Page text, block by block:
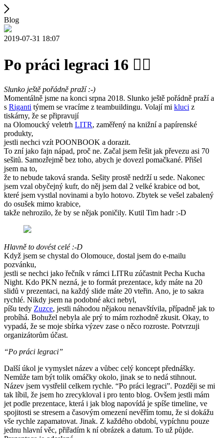
Blog
2019-07-31 18:07
Po práci legraci 16 🧗‍♂️
Slunko ještě pořádně praží :-)
Momentálně jsme na konci srpna 2018. Slunko ještě pořádně praží a
s Riganti týmem se vracíme z teambuildingu. Volají mi kluci z
tiskárny, že se připravují
na Olomoucký veletrh LITR, zaměřený na knižní a papírenské
produkty,
jestli nechci vzít POONBOOK a dorazit.
To zní jako fajn nápad, proč ne. Začal jsem řešit jak převezu asi 70
sešitů. Samozřejmě bez toho, abych je dovezl pomačkané. Přišel
jsem na to,
že to nebude taková sranda. Sešity prostě nedrží u sede. Nakonec
jsem vzal obyčejný kufr, do něj jsem dal 2 velké krabice od bot,
které jsem vystlal novinami a bylo hotovo. Zbytek se vešel zabalený
do osušek mimo krabice,
takže nehrozilo, že by se nějak poničily. Kutil Tim hadr :-D
Hlavně to dovést celé :-D
Když jsem se chystal do Olomouce, dostal jsem do e-mailu
pozvánku,
jestli se nechci jako řečník v rámci LITRu zúčastnit Pecha Kucha
Night. Kdo PKN nezná, je to formát prezentace, kdy máte na 20
slidů v prezentaci, na každý slide máte 20 vteřin. Ano, je to sakra
rychlé. Nikdy jsem na podobné akci nebyl,
píšu tedy Zuzce, jestli náhodou nějakou nenavštívila, případně jak to
probíhá. Bohužel nebyla ale prý to mám rozhodně zkusit. Okay, to
vypadá, že se moje sbírka výzev zase o něco rozroste. Potvrzuji
organizátorům účast.
“Po práci legraci”
Další úkol je vymyslet název a vůbec celý koncept přednášky.
Nemůže tam být tolik omáčky okolo, jinak se to nedá stihnout.
Název jsem vystřelil celkem rychle. “Po práci legraci”. Později se mi
tak líbil, že jsem ho zrecykloval i pro tento blog. Ovšem jestli mám
jet podle prezentace, která i jak blog napovídá je spíše timeline, ve
spojitosti se stresem a časovým omezení nevěřím tomu, že si dokážu
vše rychle zapamatovat. Jinak. Z každého období, vypíchnu pouze
jednu hlavní věc, přiřadím k ní obrázek a datum. To už půjde.